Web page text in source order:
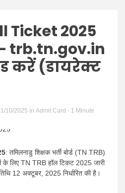
Ticket 2025
trb.tn.gov.in
करें (डायरेक्ट
10/2025 in Admit Card - 1 Minute
: तमिलनाडु शिक्षक भर्ती बोर्ड (TN TRB)
लिए TN TRB हॉल टिकट 2025 जारी
12 अक्टूबर, 2025 निर्धारित की है।